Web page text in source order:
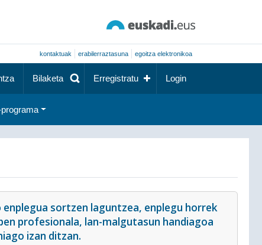
kontaktuak erabilerraztasuna egoitza elektronikoa
Bilaketa Erregistratu Login
sortzen laguntzea, enplegu horrek
profesionala, lan-malgutasun handiagoa
izan ditzan.